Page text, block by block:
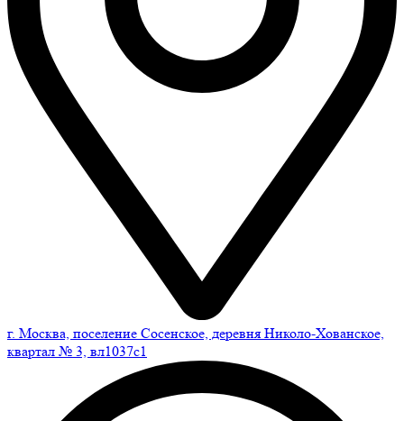
г. Москва, поселение Сосенское, деревня Николо-Хованское,
квартал № 3, вл1037с1